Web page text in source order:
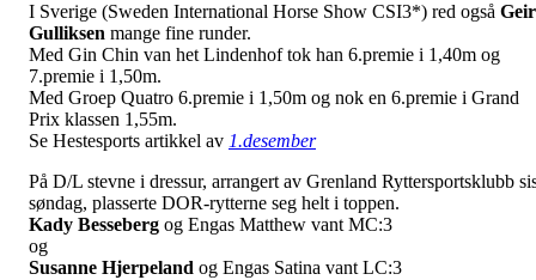
I Sverige (Sweden International Horse Show CSI3*) red også Geir
Gulliksen mange fine runder.
Med Gin Chin van het Lindenhof tok han 6.premie i 1,40m og
7.premie i 1,50m.
Med Groep Quatro 6.premie i 1,50m og nok en 6.premie i Grand
Prix klassen 1,55m.
Se Hestesports artikkel av 1.desember
På D/L stevne i dressur, arrangert av Grenland Ryttersportsklubb
søndag, plasserte DOR-rytterne seg helt i toppen.
Kady Besseberg og Engas Matthew vant MC:3
og
Susanne Hjerpeland og Engas Satina vant LC:3